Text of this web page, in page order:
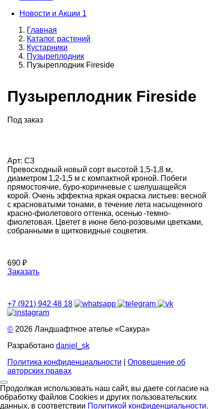
Новости и Акции 1
Главная
Каталог растений
Кустарники
Пузыреплодник
Пузыреплодник Fireside
Пузыреплодник Fireside
Под заказ
Арт: C3
Превосходный новый сорт высотой 1,5-1,8 м,
диаметром 1,2-1,5 м с компактной кроной. Побеги
прямостоячие, буро-коричневые с шелушащейся
корой. Очень эффектна яркая окраска листьев: весной
с красноватыми тонами, в течение лета насыщенного
красно-фиолетового оттенка, осенью -темно-
фиолетовая. Цветет в июне бело-розовыми цветками,
собранными в щитковидные соцветия.
690 ₽
Заказать
+7 (921) 942 48 18
© 2026 Ландшафтное ателье «Сакура»
Разработано daniel_sk
Политика конфиденциальности
Оповещение об
авторских правах
Продолжая использовать наш сайт, вы даете согласие на
обработку файлов Cookies и других пользовательских
данных, в соответствии Политикой конфиденциальности.